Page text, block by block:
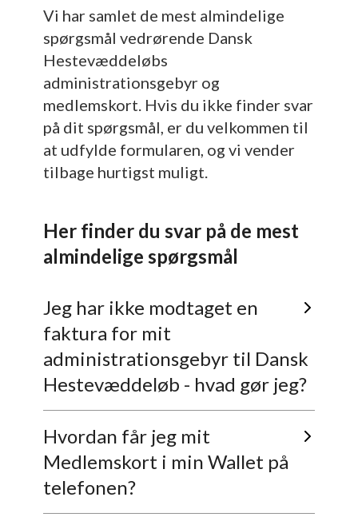
Vi har samlet de mest almindelige
spørgsmål vedrørende Dansk
Hestevæddeløbs
administrationsgebyr og
medlemskort. Hvis du ikke finder svar
på dit spørgsmål, er du velkommen til
at udfylde formularen, og vi vender
tilbage hurtigst muligt.
Her finder du svar på de mest
almindelige spørgsmål
Jeg har ikke modtaget en
faktura for mit
administrationsgebyr til Dansk
Hestevæddeløb - hvad gør jeg?
"Min Konto".
Tjek om du er registeret, og med hvilken mail.
Log ind på "Min Konto"
Under "Min konto" kan du opdatere dine
Hvordan får jeg mit
Medlemskort i min Wallet på
telefonen?